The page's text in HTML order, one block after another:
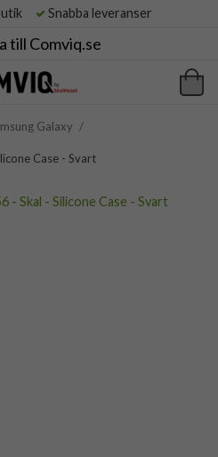
Snabba leveranser
till Comviq.se
Galaxy /
Case - Svart